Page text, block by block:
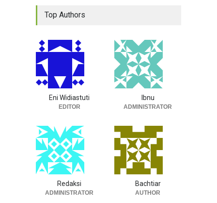
Top Authors
Eni Widiastuti
EDITOR
Ibnu
ADMINISTRATOR
Redaksi
ADMINISTRATOR
Bachtiar
AUTHOR